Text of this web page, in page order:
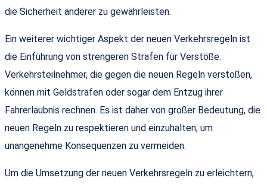
die Sicherheit anderer zu gewährleisten.
Ein weiterer wichtiger Aspekt der neuen Verkehrsregeln ist
die Einführung von strengeren Strafen für Verstöße.
Verkehrsteilnehmer, die gegen die neuen Regeln verstoßen,
können mit Geldstrafen oder sogar dem Entzug ihrer
Fahrerlaubnis rechnen. Es ist daher von großer Bedeutung, die
neuen Regeln zu respektieren und einzuhalten, um
unangenehme Konsequenzen zu vermeiden.
Um die Umsetzung der neuen Verkehrsregeln zu erleichtern,